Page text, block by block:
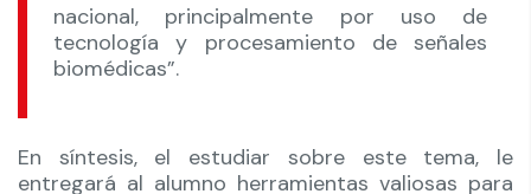
nacional, principalmente por uso de
tecnología y procesamiento de señales
biomédicas”.
En síntesis, el estudiar sobre este tema, le
entregará al alumno herramientas valiosas para